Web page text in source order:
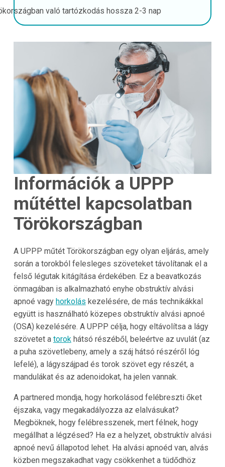
való tartózkodás hossza 2-3 nap
Információk a UPPP
műtéttel kapcsolatban
Törökországban
A UPPP műtét Törökországban egy olyan eljárás, amely
során a torokból felesleges szöveteket távolítanak el a
felső légutak kitágítása érdekében. Ez a beavatkozás
önmagában is alkalmazható enyhe obstruktív alvási
apnoé vagy horkolás kezelésére, de más technikákkal
együtt is használható közepes obstruktív alvási apnoé
(OSA) kezelésére. A UPPP célja, hogy eltávolítsa a lágy
szövetet a torok hátsó részéből, beleértve az uvulát (az
a puha szövetlebeny, amely a száj hátsó részéről lóg
lefelé), a lágyszájpad és torok szövet egy részét, a
mandulákat és az adenoidokat, ha jelen vannak.
A partnered mondja, hogy horkolásod felébreszti őket
éjszaka, vagy megakadályozza az elalvásukat?
Megböknek, hogy felébresszenek, mert félnek, hogy
megállhat a légzésed? Ha ez a helyzet, obstruktív alvási
apnoé nevű állapotod lehet. Ha alvási apnoéd van, alvás
közben megszakadhat vagy csökkenhet a tüdődhöz